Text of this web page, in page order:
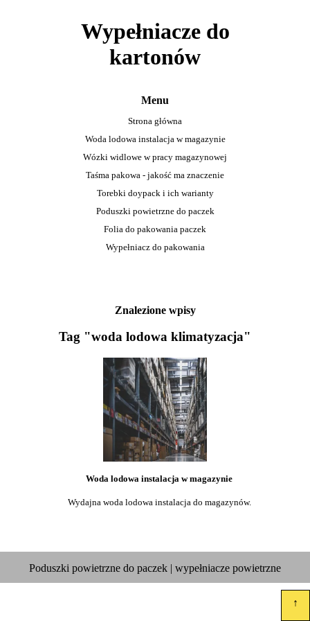
Wypełniacze do
kartonów
Menu
Strona główna
Woda lodowa instalacja w magazynie
Wózki widlowe w pracy magazynowej
Taśma pakowa - jakość ma znaczenie
Torebki doypack i ich warianty
Poduszki powietrzne do paczek
Folia do pakowania paczek
Wypełniacz do pakowania
Znalezione wpisy
Tag "woda lodowa klimatyzacja"
Woda lodowa instalacja w magazynie
Wydajna woda lodowa instalacja do magazynów.
Poduszki powietrzne do paczek | wypełniacze powietrzne
↑